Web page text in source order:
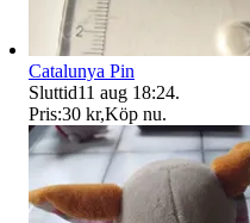
Catalunya Pin
Sluttid11 aug 18:24.
Pris:30 kr,Köp nu.